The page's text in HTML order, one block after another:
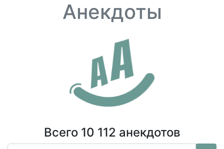
Анекдоты
Всего 10 112 анекдотов